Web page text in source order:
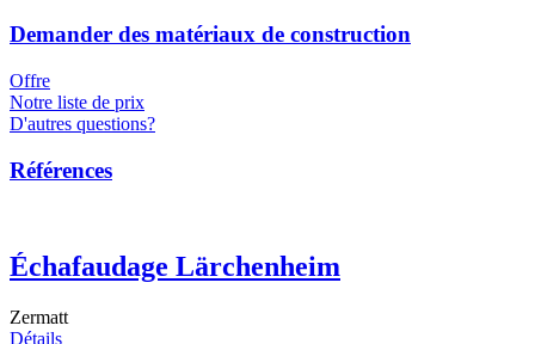
Demander des matériaux de construction
Offre
Notre liste de prix
D'autres questions?
Références
Échafaudage Lärchenheim
Zermatt
Détails